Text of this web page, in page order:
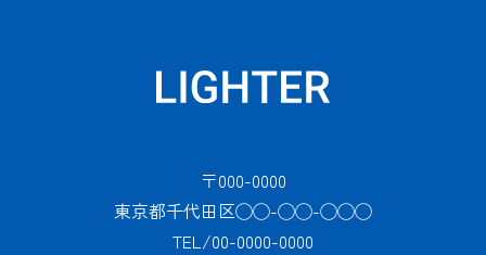
〒000-0000
東京都千代田区◯◯-◯◯-◯◯◯
TEL/00-0000-0000